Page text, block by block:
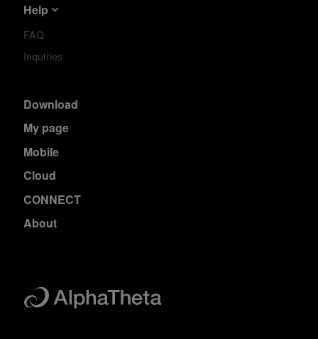
Help
FAQ
Inquiries
Download
My page
Mobile
Cloud
CONNECT
About